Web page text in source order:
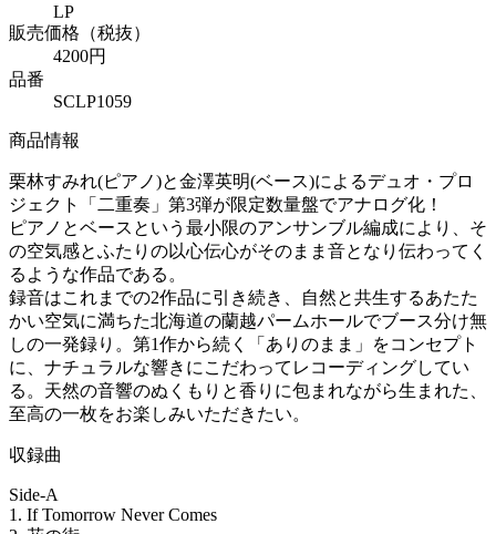
LP
販売価格（税抜）
4200円
品番
SCLP1059
商品情報
栗林すみれ(ピアノ)と金澤英明(ベース)によるデュオ・プロ
ジェクト「二重奏」第3弾が限定数量盤でアナログ化！
ピアノとベースという最小限のアンサンブル編成により、そ
の空気感とふたりの以心伝心がそのまま音となり伝わってく
るような作品である。
録音はこれまでの2作品に引き続き、自然と共生するあたた
かい空気に満ちた北海道の蘭越パームホールでブース分け無
しの一発録り。第1作から続く「ありのまま」をコンセプト
に、ナチュラルな響きにこだわってレコーディングしてい
る。天然の音響のぬくもりと香りに包まれながら生まれた、
至高の一枚をお楽しみいただきたい。
収録曲
Side-A
1. If Tomorrow Never Comes